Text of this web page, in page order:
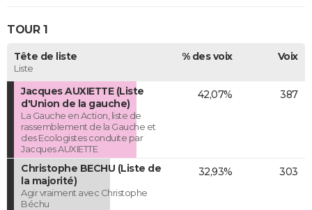
TOUR 1
Tête de liste
Liste
% des voix Voix
Jacques AUXIETTE (Liste
d'Union de la gauche)
La Gauche en Action, liste de
rassemblement de la Gauche et
des Ecologistes conduite par
Jacques AUXIETTE
42,07% 387
Christophe BECHU (Liste de
la majorité)
Agir vraiment avec Christophe
Béchu
32,93% 303